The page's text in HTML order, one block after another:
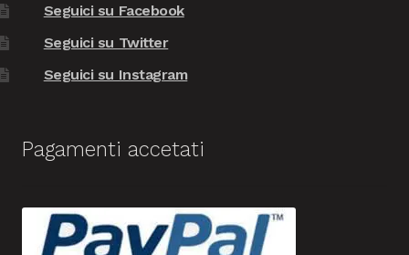
Seguici su Facebook
Seguici su Twitter
Seguici su Instagram
Pagamenti accetati